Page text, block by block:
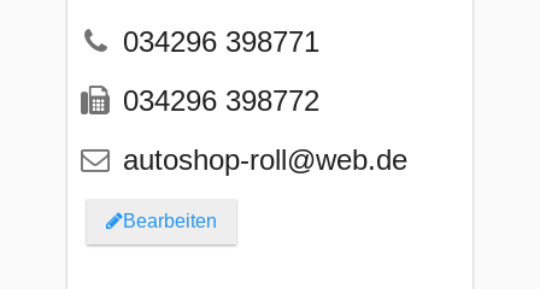
034296 398771
034296 398772
autoshop-roll@web.de
Bearbeiten